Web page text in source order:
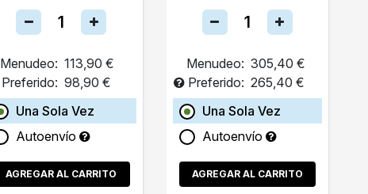
Menudeo: 113,90 €
Preferido: 98,90 €
Una Sola Vez
Autoenvío
AGREGAR AL CARRITO
Menudeo: 305,40 €
Preferido: 265,40 €
Una Sola Vez
Autoenvío
AGREGAR AL CARRITO